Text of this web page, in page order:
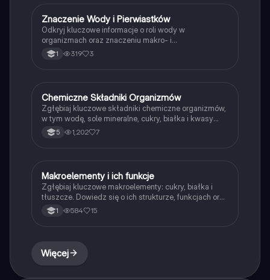
Biologia
Znaczenie Wody i Pierwiastków
Odkryj kluczowe informacje o roli wody w
organizmach oraz znaczeniu makro- i
mikroelementów. Ta notatka omawia właściwości
wody, jej wpływ na procesy biologiczne oraz skład
1 319 3
Biologia
Chemiczne Składniki Organizmów
Zgłębiaj kluczowe składniki chemiczne organizmów,
w tym wodę, sole mineralne, cukry, białka i kwasy
nukleinowe. Dowiedz się, jak te substancje wpływają
na funkcjonowanie organizmów, ich rolę w transporcie,
5 1,202 7
Biologia
Makroelementy i ich funkcje
Zgłębiaj kluczowe makroelementy: cukry, białka i
tłuszcze. Dowiedz się o ich strukturze, funkcjach oraz
podziale na proste i złożone. Odkryj rolę
mikroelementów w organizmach oraz ich znaczenie w
1 584 15
Więcej